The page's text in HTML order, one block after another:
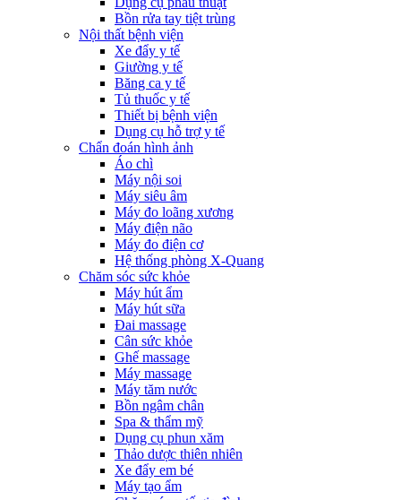
Bồn rửa tay tiệt trùng
Nội thất bệnh viện
Xe đẩy y tế
Giường y tế
Băng ca y tế
Tủ thuốc y tế
Thiết bị bệnh viện
Dụng cụ hỗ trợ y tế
Chẩn đoán hình ảnh
Áo chì
Máy nội soi
Máy siêu âm
Máy đo loãng xương
Máy điện não
Máy đo điện cơ
Hệ thống phòng X-Quang
Chăm sóc sức khỏe
Máy hút ẩm
Máy hút sữa
Đai massage
Cân sức khỏe
Ghế massage
Máy massage
Máy tăm nước
Bồn ngâm chân
Spa & thẩm mỹ
Dụng cụ phun xăm
Thảo dược thiên nhiên
Xe đẩy em bé
Máy tạo ẩm